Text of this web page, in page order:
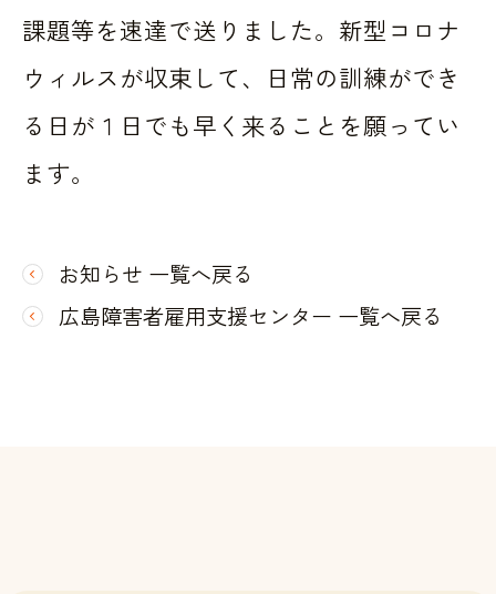
課題等を速達で送りました。新型コロナ
ウィルスが収束して、日常の訓練ができ
る日が１日でも早く来ることを願ってい
ます。
お知らせ 一覧へ戻る
広島障害者雇用支援センター 一覧へ戻る